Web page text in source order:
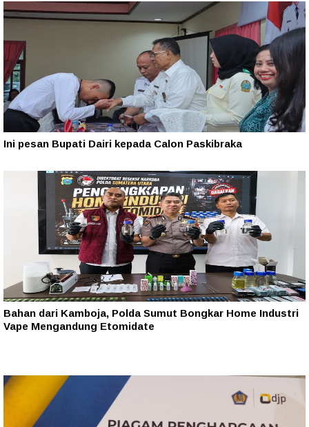
Ini pesan Bupati Dairi kepada Calon Paskibraka
Bahan dari Kamboja, Polda Sumut Bongkar Home Industri
Vape Mengandung Etomidate